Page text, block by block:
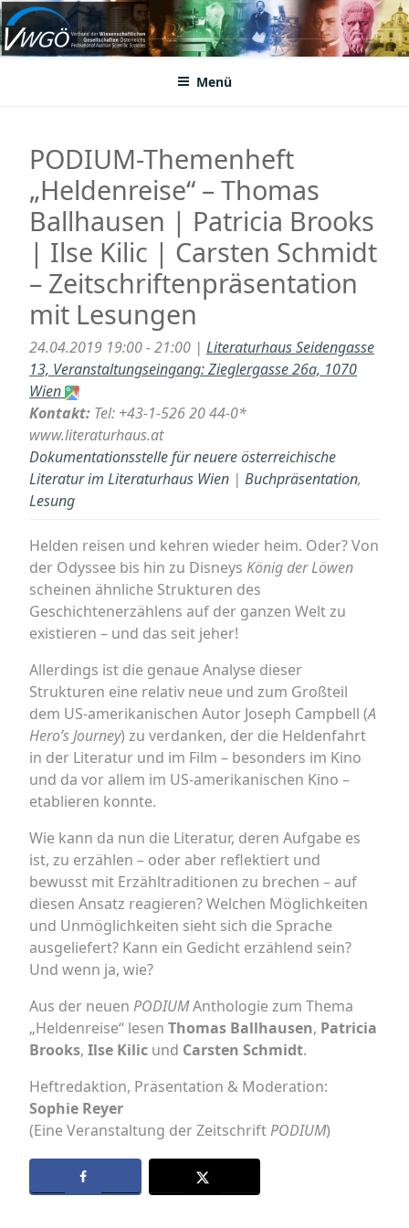
Zum
Inhalt
springenVWGÖ
Federation of Austrian Scientific Societies
Menü
PODIUM-Themenheft
„Heldenreise“ – Thomas
Ballhausen | Patricia Brooks
| Ilse Kilic | Carsten Schmidt
– Zeitschriftenpräsentation
mit Lesungen
24.04.2019 19:00 - 21:00 | Literaturhaus Seidengasse
13, Veranstaltungseingang: Zieglergasse 26a, 1070
Wien
Kontakt: Tel: +43-1-526 20 44-0*
www.literaturhaus.at
Dokumentationsstelle für neuere österreichische
Literatur im Literaturhaus Wien | Buchpräsentation,
Lesung
Helden reisen und kehren wieder heim. Oder? Von
der Odyssee bis hin zu Disneys König der Löwen
scheinen ähnliche Strukturen des
Geschichtenerzählens auf der ganzen Welt zu
existieren – und das seit jeher!
Allerdings ist die genaue Analyse dieser
Strukturen eine relativ neue und zum Großteil
dem US-amerikanischen Autor Joseph Campbell (A
Hero’s Journey) zu verdanken, der die Heldenfahrt
in der Literatur und im Film – besonders im Kino
und da vor allem im US-amerikanischen Kino –
etablieren konnte.
Wie kann da nun die Literatur, deren Aufgabe es
ist, zu erzählen – oder aber reflektiert und
bewusst mit Erzähltraditionen zu brechen – auf
diesen Ansatz reagieren? Welchen Möglichkeiten
und Unmöglichkeiten sieht sich die Sprache
ausgeliefert? Kann ein Gedicht erzählend sein?
Und wenn ja, wie?
Aus der neuen PODIUMAnthologie zum Thema
„Heldenreise“ lesen Thomas Ballhausen, Patricia
Brooks, Ilse Kilic und Carsten Schmidt.
Heftredaktion, Präsentation & Moderation:
Sophie Reyer
(Eine Veranstaltung der ZeitschriftPODIUM)